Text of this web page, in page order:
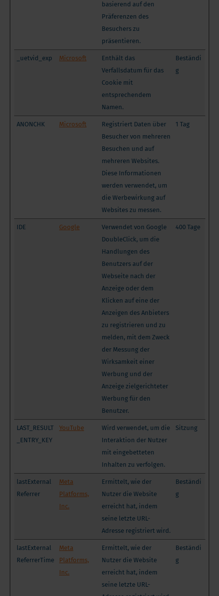
basierend auf den
Präferenzen des
Besuchers zu
präsentieren.
_uetvid_exp Microsoft
Enthält das
Verfallsdatum für das
Cookie mit
entsprechendem
Namen.
Beständi
g
ANONCHK Microsoft
Registriert Daten über
Besucher von mehreren
Besuchen und auf
mehreren Websites.
Diese Informationen
werden verwendet, um
die Werbewirkung auf
Websites zu messen.
1 Tag
IDE Google
Verwendet von Google
DoubleClick, um die
Handlungen des
Benutzers auf der
Webseite nach der
Anzeige oder dem
Klicken auf eine der
Anzeigen des Anbieters
zu registrieren und zu
melden, mit dem Zweck
der Messung der
Wirksamkeit einer
Werbung und der
Anzeige zielgerichteter
Werbung für den
Benutzer.
400 Tage
LAST_RESULT
_ENTRY_KEY
YouTube
Wird verwendet, um die
Interaktion der Nutzer
mit eingebetteten
Inhalten zu verfolgen.
Sitzung
lastExternal
Referrer
Meta
Platforms,
Inc.
Ermittelt, wie der
Nutzer die Website
erreicht hat, indem
seine letzte URL-
Adresse registriert wird.
Beständi
g
lastExternal
ReferrerTime
Meta
Platforms,
Inc.
Ermittelt, wie der
Nutzer die Website
erreicht hat, indem
seine letzte URL-
Beständi
g